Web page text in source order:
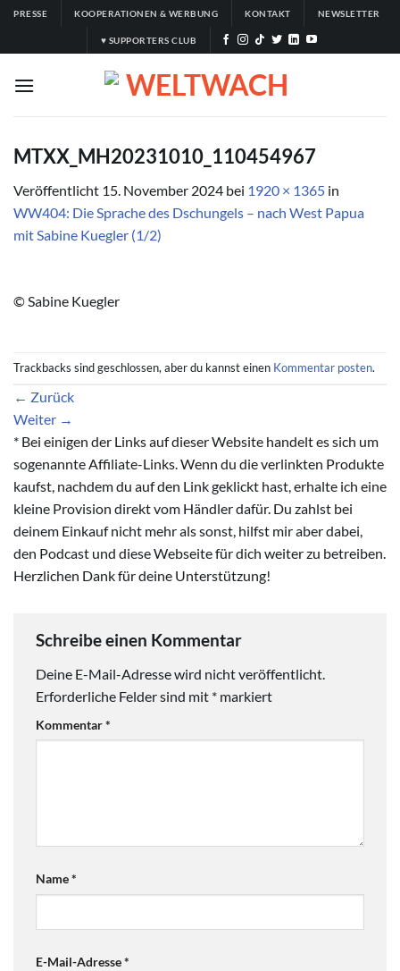
Zum
springen
PRESSE KOOPERATIONEN & WERBUNG KONTAKT NEWSLETTER
♥ SUPPORTERS CLUB
MTXX_MH20231010_110454967
Veröffentlicht 15. November 2024 bei 1920 × 1365 in
WW404: Die Sprache des Dschungels – nach West Papua
mit Sabine Kuegler (1/2)
© Sabine Kuegler
Trackbacks sind geschlossen, aber du kannst einen Kommentar posten.
← Zurück
Weiter →
* Bei einigen der Links auf dieser Website handelt es sich um
sogenannte Affiliate-Links. Wenn du die verlinkten Produkte
kaufst, nachdem du auf den Link geklickt hast, erhalte ich eine
kleine Provision direkt vom Händler dafür. Du zahlst bei
deinem Einkauf nicht mehr als sonst, hilfst mir aber dabei,
den Podcast und diese Webseite für dich weiter zu betreiben.
Herzlichen Dank für deine Unterstützung!
Schreibe einen Kommentar
Deine E-Mail-Adresse wird nicht veröffentlicht.
Erforderliche Felder sind mit * markiert
Kommentar*
Name*
E-Mail-Adresse*